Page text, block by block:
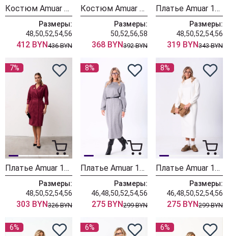
Костюм Amuar 1102
Размеры:
48,50,52,54,56
412 BYN436 BYN
Костюм Amuar 1078-1
Размеры:
50,52,56,58
368 BYN392 BYN
Платье Amuar 1092
Размеры:
48,50,52,54,56
319 BYN343 BYN
7%
Платье Amuar 1090
Размеры:
48,50,52,54,56
303 BYN326 BYN
8%
Платье Amuar 1084
Размеры:
46,48,50,52,54,56
275 BYN299 BYN
8%
Платье Amuar 1070
Размеры:
46,48,50,52,54,56
275 BYN299 BYN
6% 6% 6%